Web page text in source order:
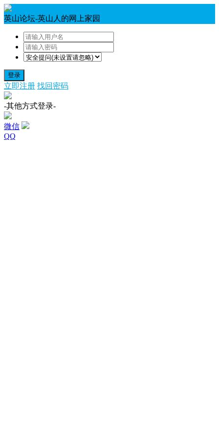
英山论坛-英山人的网上家园
登录
立即注册 找回密码
-其他方式登录-
微信
QQ